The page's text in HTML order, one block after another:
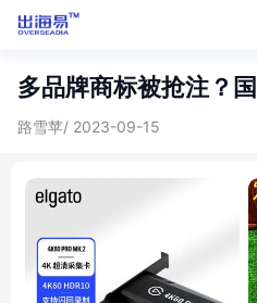
多品牌商标被抢注？
路雪苹/ 2023-09-15